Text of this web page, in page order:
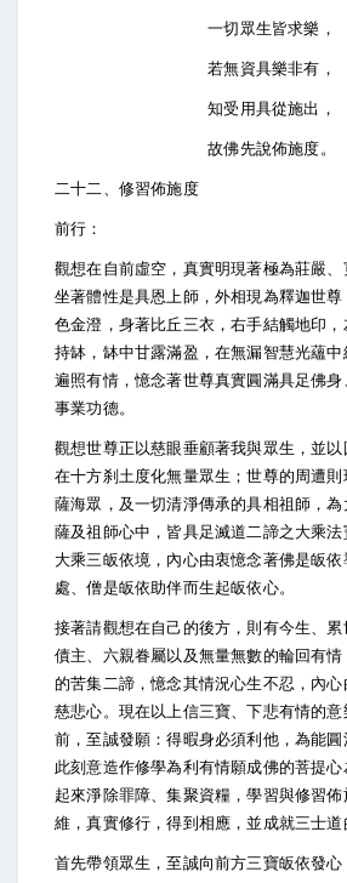
一切眾生皆求樂，
若無資具樂非有，
知受用具從施出，
故佛先說佈施度。
二十二、修習佈施度
前行：
觀想在自前虛空，真實明現著極為莊嚴
坐著體性是具恩上師，外相現為釋迦世
色金澄，身著比丘三衣，右手結觸地印
持缽，缽中甘露滿盈，在無漏智慧光蘊
遍照有情，憶念著世尊真實圓滿具足佛
事業功德。
觀想世尊正以慈眼垂顧著我與眾生，並以
在十方刹土度化無量眾生；世尊的周遭
薩海眾，及一切清淨傳承的具相祖師，
薩及祖師心中，皆具足滅道二諦之大乘
大乘三皈依境，內心由衷憶念著佛是皈
處、僧是皈依助伴而生起皈依心。
接著請觀想在自己的後方，則有今生、
債主、六親眷屬以及無量無數的輪回有
的苦集二諦，憶念其情況心生不忍，內
慈悲心。現在以上信三寶、下悲有情的
前，至誠發願：得暇身必須利他，為能圓
此刻意造作修學為利有情願成佛的菩提
起來淨除罪障、集聚資糧，學習與修習
維，真實修行，得到相應，並成就三士道
首先帶領眾生，至誠向前方三寶皈依發心